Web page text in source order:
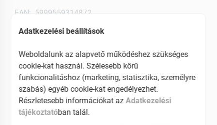
EAN: 5999559314872
Adatkezelési beállítások
Weboldalunk az alapvető működéshez szükséges
cookie-kat használ. Szélesebb körű
funkcionalitáshoz (marketing, statisztika, személyre
szabás) egyéb cookie-kat engedélyezhet.
Részletesebb információkat azAdatkezelési
tájékoztatóban talál.